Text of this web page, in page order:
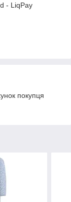
- LiqPay
покупця